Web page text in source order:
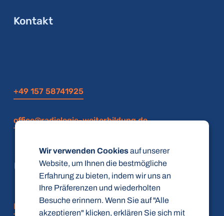
Kontakt
+49 157 58741925
office@radiologie-weiterbildung.de
FAQ
Wir verwenden Cookiesauf unserer
Website, um Ihnen die bestmögliche
Erfahrung zu bieten, indem wir uns an
Ihre Präferenzen und wiederholten
Besuche erinnern. Wenn Sie auf "Alle
akzeptieren" klicken, erklären Sie sich mit